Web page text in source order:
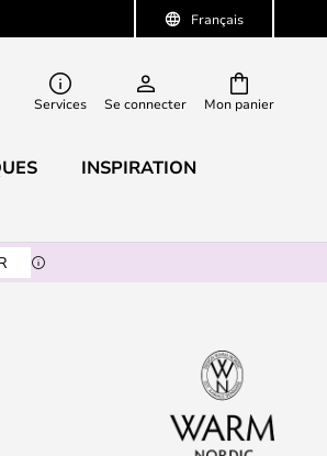
Français
Mon panier
Services Se connecter
INSPIRATION